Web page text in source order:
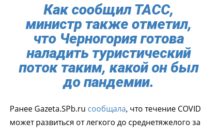
Как сообщил ТАСС,
министр также отметил,
что Черногория готова
наладить туристический
поток таким, какой он был
до пандемии.
Ранее Gazeta.SPb.ru сообщала, что течение COVID
может развиться от легкого до среднетяжелого за